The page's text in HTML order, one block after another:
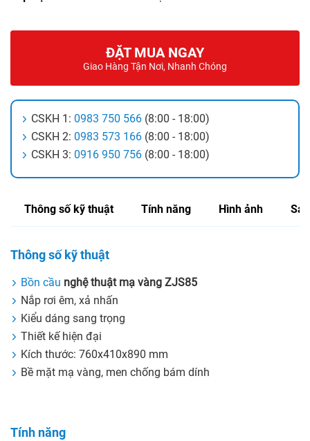
ĐẶT MUA NGAY
Giao Hàng Tận Nơi, Nhanh Chóng
CSKH 1: 0983 750 566 (8:00 - 18:00)
CSKH 2: 0983 573 166 (8:00 - 18:00)
CSKH 3: 0916 950 756 (8:00 - 18:00)
Thông số kỹ thuật Tính năng Hình ảnh
Thông số kỹ thuật
Bồn cầu nghệ thuật mạ vàng ZJS85
Nắp rơi êm, xả nhấn
Kiểu dáng sang trọng
Thiết kế hiện đại
Kích thước: 760x410x890 mm
Bề mặt mạ vàng, men chống bám dính
Tính năng